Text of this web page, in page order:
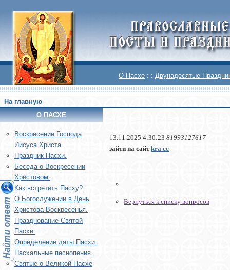
О Пасхе : : Двунадесятые
На главную
О ПАСХЕ
Воскреcение Господа
Иисуса Христа.
Праздник Пасхи.
Беседа о Воскресении
Христовом.
Как встретить Пасху?
О Богослужении в День
Христова Воскресенья.
Празднование Святой
Пасхи.
Определение даты Пасхи.
Пасхальные песнопения.
Святые о Великой Пасхе
13.11.2025 4:30:23 81993127617
зайти на сайтkra cc
Вернуться к списку вопросов